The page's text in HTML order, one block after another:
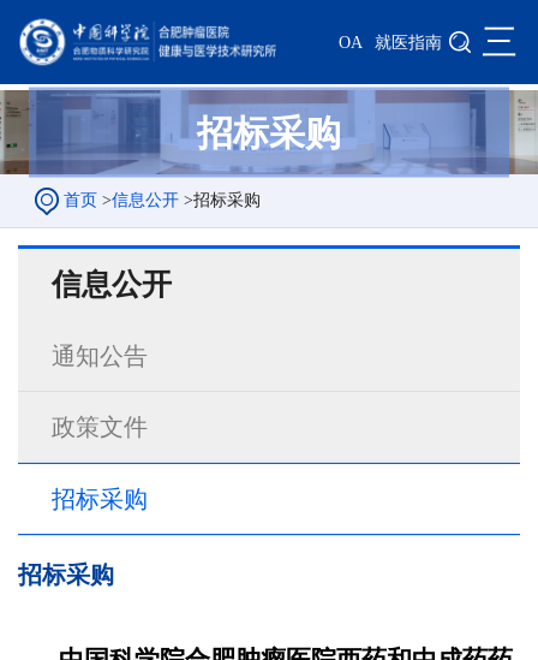
OA 就医指南 三
招标采购
首页 >信息公开 >招标采购
信息公开
通知公告
政策文件
招标采购
招标采购